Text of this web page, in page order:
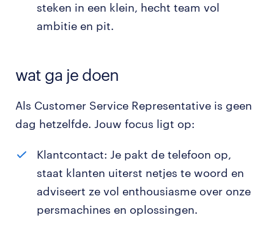
steken in een klein, hecht team vol
ambitie en pit.
wat ga je doen
Als Customer Service Representative is geen
dag hetzelfde. Jouw focus ligt op:
Klantcontact: Je pakt de telefoon op,
staat klanten uiterst netjes te woord en
adviseert ze vol enthousiasme over onze
persmachines en oplossingen.